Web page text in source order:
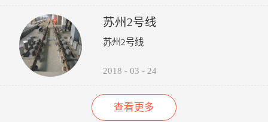
了，管理更规范标准了，我们
上了一个新台阶了。” ——重
修管理人员
苏州2号线
苏州2号线
2018 - 03 - 24
查看更多